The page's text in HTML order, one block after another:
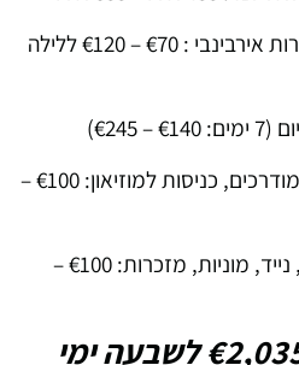
לינה: מלונות 3 כוכבים או דירות אירבינבי : €70 – €120 ללילה
עלות פעילויות: כמה סיורים מודרכים, כניסות למוזיאון: €100 –
עלויות שונות: ביטוח נסיעות, נייד, מוניות, מזכרות: €100 –
סה"כ: €1,230 – €2,035 לשבעה ימי